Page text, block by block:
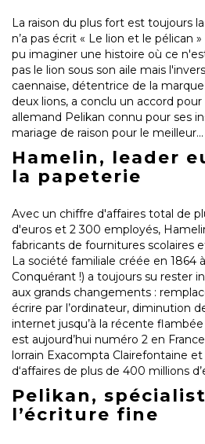
La raison du plus fort est toujours
n’a pas écrit « Le lion et le pélican
pu imaginer une histoire où ce
pas le lion sous son aile mais
caennaise, détentrice de la
deux lions, a conclu un accord
allemand Pelikan connu pour ses
mariage de raison pour le
Hamelin, leader
la papeterie
Avec un chiffre d'affaires total de
d'euros et 2 300 employés,
fabricants de fournitures scolaires
La société familiale créée en 1864
Conquérant !) a toujours su rester
aux grands changements :
écrire par l’ordinateur, diminution
internet jusqu’à la récente
est aujourd’hui numéro 2 en
lorrain Exacompta Clairefontaine
d‘affaires de plus de 400 millions
Pelikan,
l’écriture fine